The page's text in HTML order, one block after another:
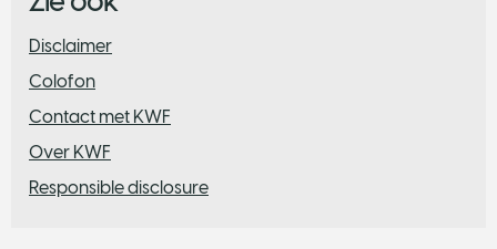
​Disclaimer
Colofon
Contact met KWF
Over KWF
Responsible disclosure